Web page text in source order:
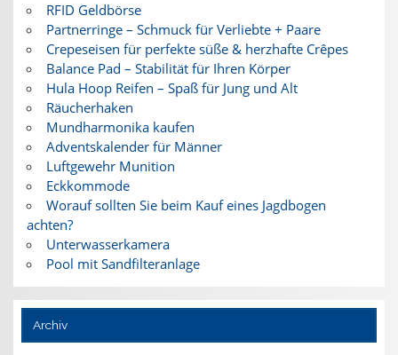
RFID Geldbörse
Partnerringe – Schmuck für Verliebte + Paare
Crepeseisen für perfekte süße & herzhafte Crêpes
Balance Pad – Stabilität für Ihren Körper
Hula Hoop Reifen – Spaß für Jung und Alt
Räucherhaken
Mundharmonika kaufen
Adventskalender für Männer
Luftgewehr Munition
Eckkommode
Worauf sollten Sie beim Kauf eines Jagdbogen
achten?
Unterwasserkamera
Pool mit Sandfilteranlage
Archiv